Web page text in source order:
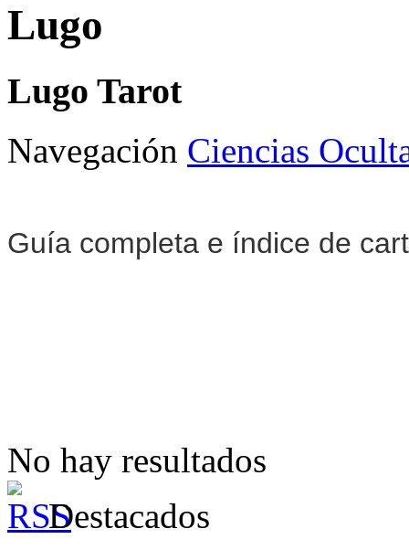
Lugo
Lugo Tarot
Navegación Ciencias
Guía completa e índice de
No hay resultados
Destacados